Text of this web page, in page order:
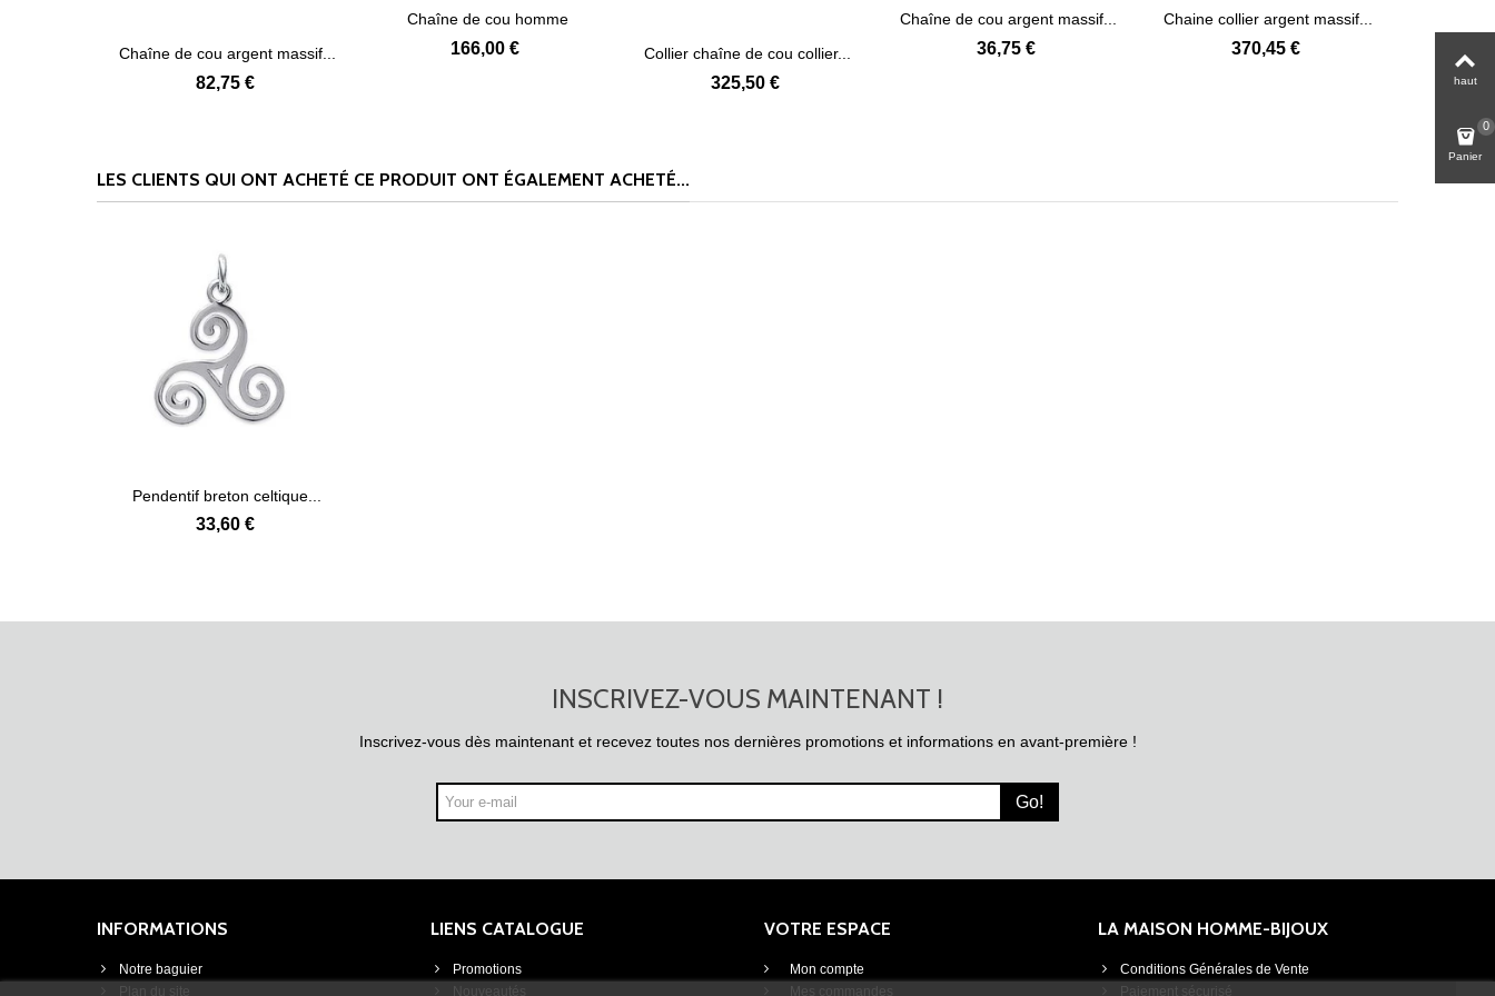
Voir plus
Chaîne de cou argent massif...
82,75 €
Voir plus
Chaîne de cou homme
fantaisie...
166,00 € Voir plus
Collier chaîne de cou collier...
325,50 €
Voir plus
Chaîne de cou argent massif...
36,75 €
Voir plus
Chaine collier argent massif...
370,45 €
LES CLIENTS QUI ONT ACHETÉ CE PRODUIT ONT ÉGALEMENT ACHETÉ...
Voir plus
Pendentif breton celtique...
33,60 €
INSCRIVEZ-VOUS MAINTENANT !
Inscrivez-vous dès maintenant et recevez toutes nos dernières promotions et informations en avant-première !
Go!
INFORMATIONS
Notre baguier
Plan du site
LIENS CATALOGUE
Promotions
Nouveautés
VOTRE ESPACE
Mon compte
Mes commandes
LA MAISON HOMME-BIJOUX
Conditions Générales de Vente
Paiement sécurisé
haut
Panier
0